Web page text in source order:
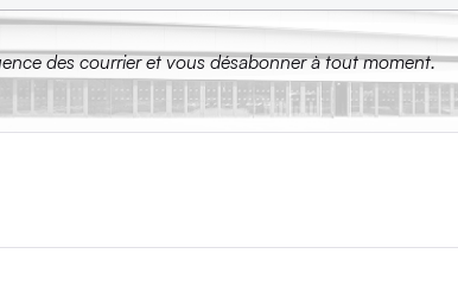
des courrier et vous désabonner à tout moment.